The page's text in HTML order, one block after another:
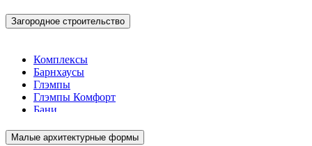
Загородное строительство
Комплексы
Барнхаусы
Глэмпы
Глэмпы Комфорт
Бани
Малые архитектурные формы